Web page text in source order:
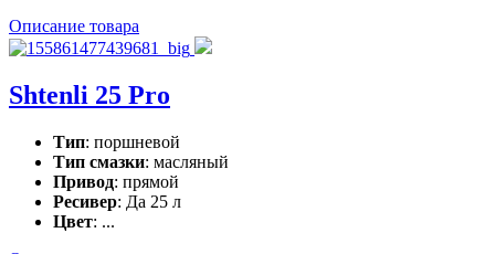
Описание товара
Shtenli 25 Pro
Тип: поршневой
Тип смазки: масляный
Привод: прямой
Ресивер: Да 25 л
Цвет: ...